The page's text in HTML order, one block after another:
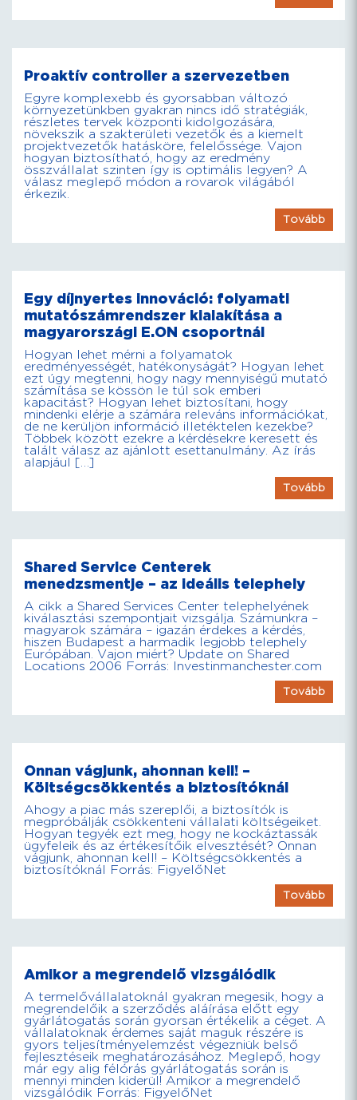
Proaktív controller a szervezetben
Egyre komplexebb és gyorsabban változó
környezetünkben gyakran nincs idő stratégiák,
részletes tervek központi kidolgozására,
növekszik a szakterületi vezetők és a kiemelt
projektvezetők hatásköre, felelőssége. Vajon
hogyan biztosítható, hogy az eredmény
összvállalat szinten így is optimális legyen? A
válasz meglepő módon a rovarok világából
érkezik.
Tovább
Egy díjnyertes innováció: folyamati
mutatószámrendszer kialakítása a
magyarországi E.ON csoportnál
Hogyan lehet mérni a folyamatok
eredményességét, hatékonyságát? Hogyan lehet
ezt úgy megtenni, hogy nagy mennyiségű mutató
számítása se kössön le túl sok emberi
kapacitást? Hogyan lehet biztosítani, hogy
mindenki elérje a számára releváns információkat,
de ne kerüljön információ illetéktelen kezekbe?
Többek között ezekre a kérdésekre keresett és
talált válasz az ajánlott esettanulmány. Az írás
alapjául […]
Tovább
Shared Service Centerek
menedzsmentje – az ideális telephely
A cikk a Shared Services Center telephelyének
kiválasztási szempontjait vizsgálja. Számunkra –
magyarok számára – igazán érdekes a kérdés,
hiszen Budapest a harmadik legjobb telephely
Európában. Vajon miért? Update on Shared
Locations 2006 Forrás: Investinmanchester.com
Tovább
Onnan vágjunk, ahonnan kell! –
Költségcsökkentés a biztosítóknál
Ahogy a piac más szereplői, a biztosítók is
megpróbálják csökkenteni vállalati költségeiket.
Hogyan tegyék ezt meg, hogy ne kockáztassák
ügyfeleik és az értékesítőik elvesztését? Onnan
vágjunk, ahonnan kell! – Költségcsökkentés a
biztosítóknál Forrás: FigyelőNet
Tovább
Amikor a megrendelő vizsgálódik
A termelővállalatoknál gyakran megesik, hogy a
megrendelőik a szerződés aláírása előtt egy
gyárlátogatás során gyorsan értékelik a céget. A
vállalatoknak érdemes saját maguk részére is
gyors teljesítményelemzést végezniük belső
fejlesztéseik meghatározásához. Meglepő, hogy
már egy alig félórás gyárlátogatás során is
mennyi minden kiderül! Amikor a megrendelő
vizsgálódik Forrás: FigyelőNet